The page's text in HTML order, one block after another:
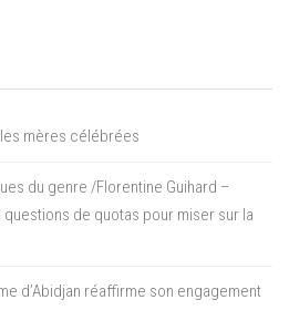
les mères célébrées
du genre /Florentine Guihard –
de quotas pour miser sur la
d’Abidjan réaffirme son engagement